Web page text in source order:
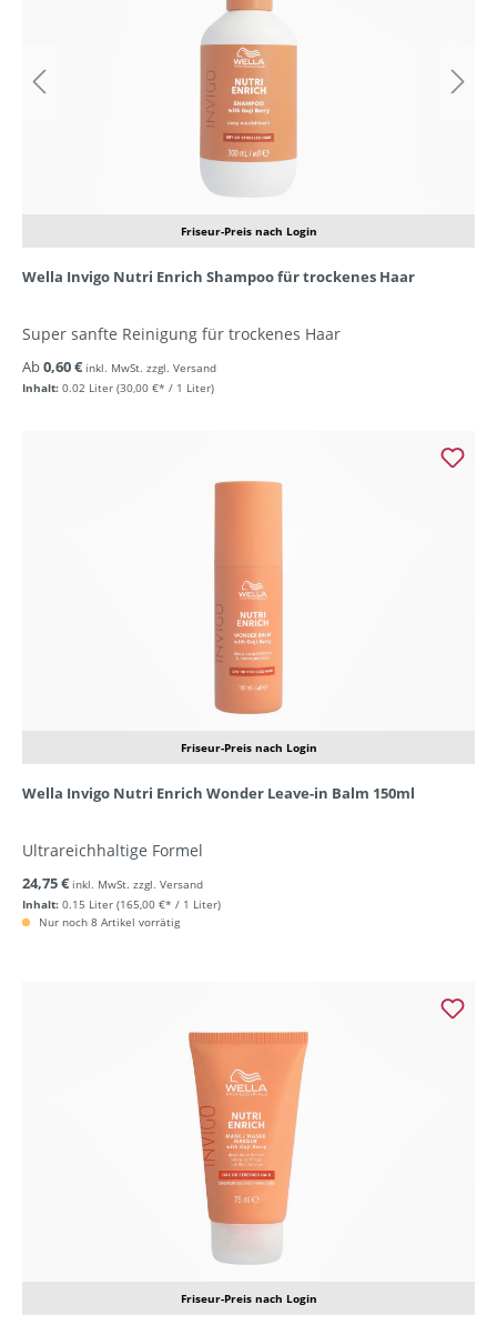
Friseur-Preis nach Login
Wella Invigo Nutri Enrich Shampoo für trockenes Haar
Super sanfte Reinigung für trockenes Haar
Inhalt: 0.02 Liter (30,00 €* / 1 Liter)
Ab0,60 € inkl. MwSt. zzgl. Versand
Friseur-Preis nach Login
Wella Invigo Nutri Enrich Wonder Leave-in Balm 150ml
Ultrareichhaltige Formel
Inhalt: 0.15 Liter (165,00 €* / 1 Liter)
24,75 € inkl. MwSt. zzgl. Versand
Nur noch 8 Artikel vorrätig
Friseur-Preis nach Login